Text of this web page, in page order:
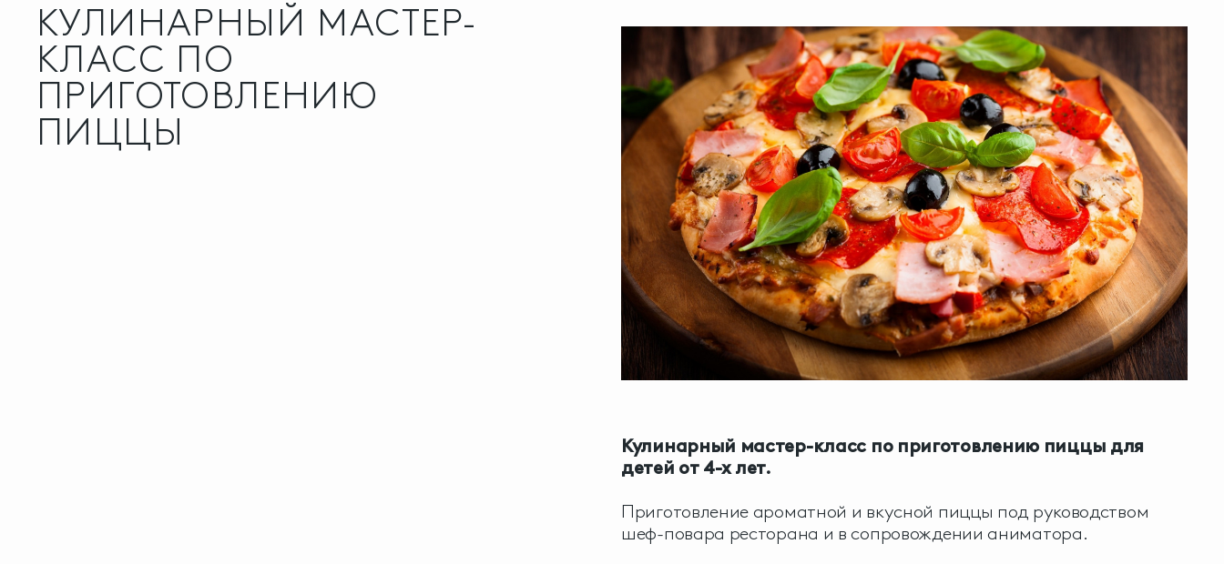
КУЛИНАРНЫЙ МАСТЕР-
КЛАСС ПО
ПРИГОТОВЛЕНИЮ
ПИЦЦЫ
Кулинарный мастер-класс по приготовлению пиццы для
детей от 4-х лет.
Приготовление ароматной и вкусной пиццы под руководством
шеф-повара ресторана и в сопровождении аниматора.